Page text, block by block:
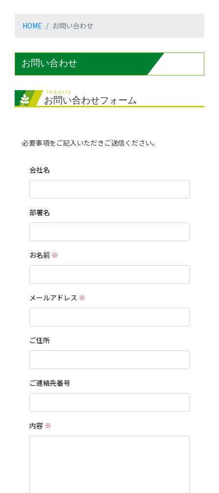
HOME お問い合わせ
お問い合わせ
Inquiry
お問い合わせフォーム
必要事項をご記入いただきご送信ください。
会社名
部署名
お名前 ※
メールアドレス ※
ご住所
ご連絡先番号
内容 ※